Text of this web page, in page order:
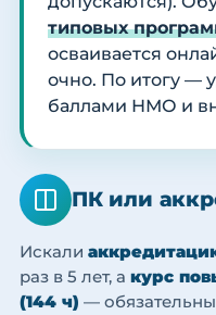
типовых
осваивается
очно. По итогу —
баллами НМО и
ПК или
Искали
раз в 5 лет, а курс
(144 ч) —